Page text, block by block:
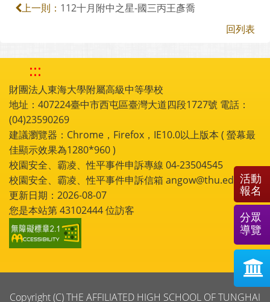
上一則： 112十月附中之星-國三丙王彥喬
回列表
:::
財團法人東海大學附屬高級中等學校
地址：407224臺中市西屯區臺灣大道四段1727號 電話：
(04)23590269
建議瀏覽器：Chrome，Firefox，IE10.0以上版本 ( 螢幕最
佳顯示效果為1280*960 )
校園安全、霸凌、性平事件申訴專線 04-23504545
校園安全、霸凌、性平事件申訴信箱 angow@thu.edu.tw
更新日期：2026-08-07
您是本站第43102444位訪客
Copyright (C) THE AFFILIATED HIGH SCHOOL OF TUNGHAI
活動
報名
分眾
導覽